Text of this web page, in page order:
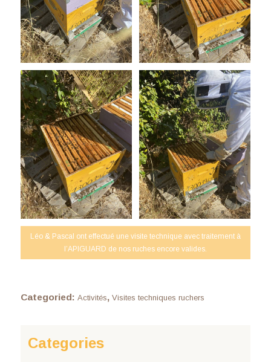
Léo & Pascal ont effectué une visite technique avec traitement à
l’APIGUARD de nos ruches encore valides.
Categoried: Activités, Visites techniques ruchers
Categories